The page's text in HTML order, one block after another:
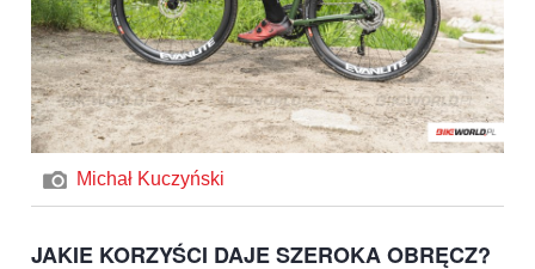
Michał Kuczyński
JAKIE KORZYŚCI DAJE SZEROKA OBRĘCZ?